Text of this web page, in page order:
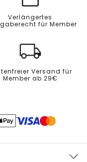
Verlängertes
für Member
Versand für
Member ab 29€